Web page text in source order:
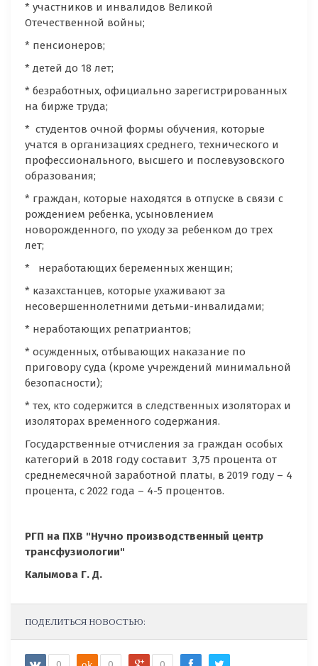
* участников и инвалидов Великой
Отечественной войны;
* пенсионеров;
* детей до 18 лет;
* безработных, официально зарегистрированных
на бирже труда;
* студентов очной формы обучения, которые
учатся в организациях среднего, технического и
профессионального, высшего и послевузовского
образования;
* граждан, которые находятся в отпуске в связи с
рождением ребенка, усыновлением
новорожденного, по уходу за ребенком до трех
лет;
* неработающих беременных женщин;
* казахстанцев, которые ухаживают за
несовершеннолетними детьми-инвалидами;
* неработающих репатриантов;
* осужденных, отбывающих наказание по
приговору суда (кроме учреждений минимальной
безопасности);
* тех, кто содержится в следственных изоляторах и
изоляторах временного содержания.
Государственные отчисления за граждан особых
категорий в 2018 году составит 3,75 процента от
среднемесячной заработной платы, в 2019 году – 4
процента, с 2022 года – 4-5 процентов.
РГП на ПХВ "Нучно производственный центр
трансфузиологии"
Калымова Г. Д.
ПОДЕЛИТЬСЯ НОВОСТЬЮ: